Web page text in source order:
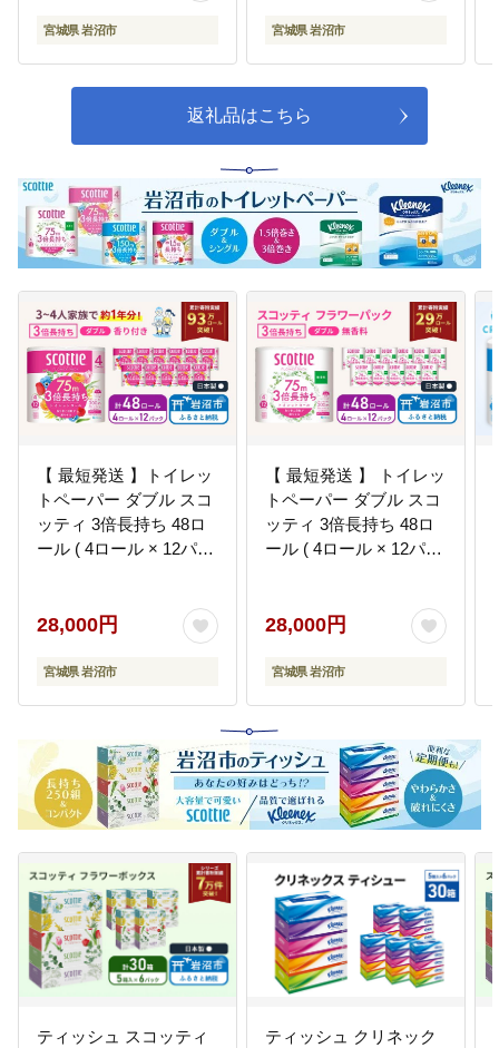
宮城県 岩沼市 宮城県 岩沼市
返礼品はこちら
【 最短発送 】トイレッ
トペーパー ダブル スコ
ッティ 3倍長持ち 48ロ
ール ( 4ロール × 12パッ
28,000円
宮城県 岩沼市
【 最短発送 】 トイレッ
トペーパー ダブル スコ
ッティ 3倍長持ち 48ロ
ール ( 4ロール × 12パッ
28,000円
宮城県 岩沼市
ティッシュ スコッティ
ティッシュ クリネック